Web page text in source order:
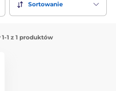
Sortowanie
1 z 1 produktów